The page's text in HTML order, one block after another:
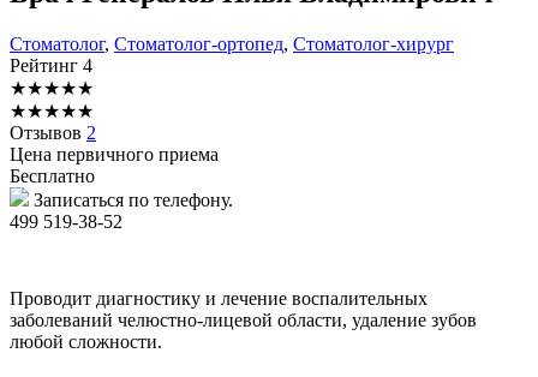
Стоматолог, Стоматолог-ортопед, Стоматолог-хирург
Рейтинг 4
★★★★★
★★★★★
Отзывов 2
Цена первичного приема
Бесплатно
Записаться по телефону.
499 519-38-52
Проводит диагностику и лечение воспалительных
заболеваний челюстно-лицевой области, удаление зубов
любой сложности.